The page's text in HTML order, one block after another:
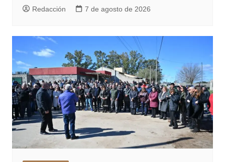
Redacción 7 de agosto de 2026